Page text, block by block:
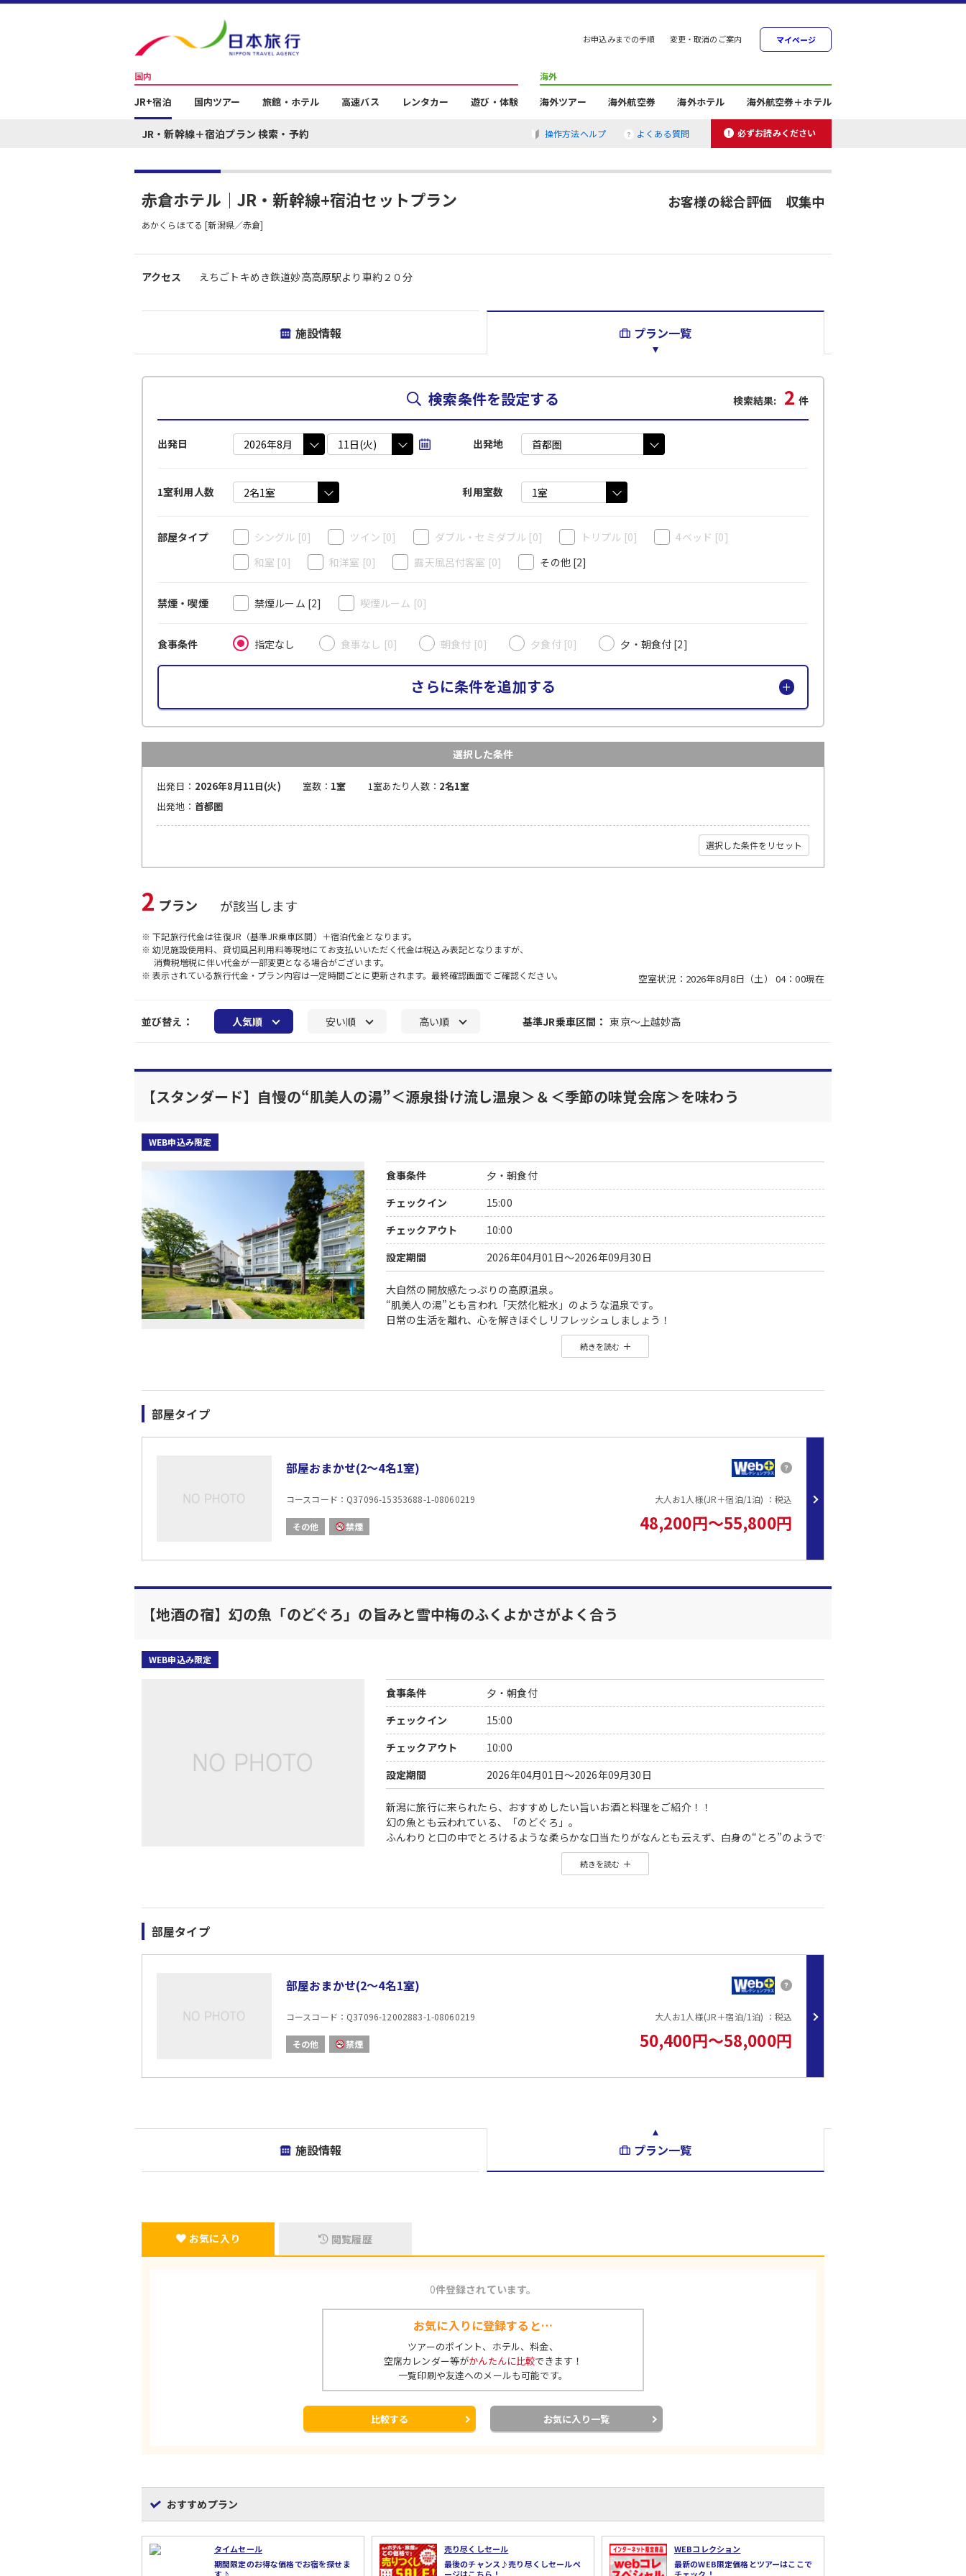
お申込みまでの手順 変更・取消のご案内 マイページ
国内
JR+宿泊 国内ツアー 旅館・ホテル 高速バス レンタカー 遊び・体験
海外
海外ツアー 海外航空券 海外ホテル 海外航空券＋ホテル
JR・新幹線＋宿泊プラン 検索・予約 操作方法ヘルプ よくある質問 必ずお読みください
赤倉ホテル｜JR・新幹線+宿泊セットプラン
あかくらほてる [新潟県／赤倉]
お客様の総合評価 収集中
アクセス えちごトキめき鉄道妙高高原駅より車約２０分
施設情報 プラン一覧
検索条件を設定する 検索結果: 2 件
出発日 出発地
1室利用人数 利用室数
部屋タイプ シングル [0] ツイン [0] ダブル・セミダブル [0] トリプル [0] 4ベッド [0]
和室 [0] 和洋室 [0] 露天風呂付客室 [0] その他[2]
禁煙・喫煙 禁煙ルーム [2] 喫煙ルーム [0]
食事条件 指定なし 食事なし [0] 朝食付 [0] 夕食付 [0] 夕・朝食付 [2]
さらに条件を追加する
選択した条件
出発日： 2026年8月11日(火) 室数： 1室 1室あたり人数： 2名1室
出発地： 首都圏
選択した条件をリセット
2 プラン が該当します
※ 下記旅行代金は往復JR（基準JR乗車区間）＋宿泊代金となります。
※ 幼児施設使用料、貸切風呂利用料等現地にてお支払いいただく代金は税込み表記となりますが、
消費税増税に伴い代金が一部変更となる場合がございます。
※ 表示されている旅行代金・プラン内容は一定時間ごとに更新されます。最終確認画面でご確認ください。
空室状況：2026年8月8日（土） 04：00現在
並び替え： 人気順 安い順 高い順 基準JR乗車区間： 東京～上越妙高
【スタンダード】自慢の“肌美人の湯”＜源泉掛け流し温泉＞＆＜季節の味覚会席＞を味わう
WEB申込み限定
食事条件
夕・朝食付
チェックイン
15:00
チェックアウト
10:00
設定期間
2026年04月01日～2026年09月30日
大自然の開放感たっぷりの高原温泉。
“肌美人の湯”とも言われ「天然化粧水」のような温泉です。
日常の生活を離れ、心を解きほぐしリフレッシュしましょう！
地元料理を豊富にご用意しております。
※日によって(宿泊者様が少ない場合)、セットメニューになる場合がございます。
湯処・内湯(楽々の湯、石割の湯)・湯処・大浴場(有縁の湯)はAM5:00～PM24:00迄までお入りいただけます。
中庭野天風呂など含めて合計5つの浴場をお楽しみいただけます。
「妙高高原駅」より無料送迎バスも運行しております。ぜひご利用ください。
★利用時間:8:00-17:00
★送迎バスのご予約は、早めに当ホテルまでご連絡いただけますようよろしくお願いいたします。
■周辺情報
コンビニまで車で約5分(国道沿いのセブン)
温泉街 徒歩2分(食堂有)
足湯まで徒歩3分 ※当ホテル内にも足湯あり
海まで高速約40分
善光寺まで高速約45分
■客室について
※客室画像は一例です。
ご案内するお部屋は画像のタイプとは限りません。
公共駐車場・ホテル内駐車場をご利用のお客様は別途1,000円（込）頂戴いたします。
続きを読む
部屋タイプ
部屋おまかせ(2〜4名1室)
コースコード：Q37096-15353688-1-08060219
その他 禁煙
大人お1人様(JR＋宿泊/1泊) ：税込
48,200円～55,800円
【地酒の宿】幻の魚「のどぐろ」の旨みと雪中梅のふくよかさがよく合う
WEB申込み限定
食事条件
夕・朝食付
チェックイン
15:00
チェックアウト
10:00
設定期間
2026年04月01日～2026年09月30日
新潟に旅行に来られたら、おすすめしたい旨いお酒と料理をご紹介！！
幻の魚とも云われている、「のどぐろ」。
ふんわりと口の中でとろけるような柔らかな口当たりがなんとも云えず、白身の“とろ”のようです。
お薦めのお酒は麹に拘った少し甘みのある「雪中梅」！
お子様にはオードブル・スープ・デザートをご用意してます。
■朝食
地元料理を豊富にご用意しております。
※日によって(宿泊者様が少ない場合)、セットメニューになる場合がございます。
湯処・内湯(楽々の湯、石割の湯)・湯処・大浴場(有縁の湯)はAM5:00～PM24:00迄までお入りいただけます。
「妙高高原駅」より無料送迎バスも運行しております。ぜひご利用ください。
★利用時間:8:00-17:00
コンビニまで車で約5分(国道沿いのセブン)
温泉街 徒歩2分(食堂有)
足湯まで徒歩3分 ※当ホテル内にも足湯あり
海まで高速約40分
善光寺まで高速約45分
■客室について
※客室画像は一例です。
ご案内するお部屋は画像のタイプとは限りません。
※冬季期間の駐車場利用について※
続きを読む
部屋タイプ
部屋おまかせ(2〜4名1室)
コースコード：Q37096-12002883-1-08060219
その他 禁煙
大人お1人様(JR＋宿泊/1泊) ：税込
50,400円～58,000円
施設情報 プラン一覧
お気に入り 閲覧履歴
0件登録されています。
お気に入りに登録すると…
ツアーのポイント、ホテル、料金、
空席カレンダー等がかんたんに比較できます！
一覧印刷や友達へのメールも可能です。
比較する お気に入り一覧
おすすめプラン
タイムセール
期間限定のお得な価格でお宿を探せま
売り尽くしセール
最後のチャンス♪売り尽くしセールペ
WEBコレクション
最新のWEB限定価格とツアーはここで